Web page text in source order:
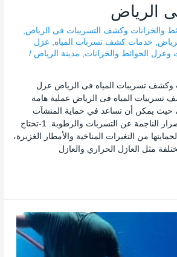
الرياض
والخزانات وكشف التسريبات فى الرياض,
, خدمات كشف تسربات المياه, عزل
الحوائط والخزانات, مدينة الرياض /
وكشف تسريبات المياه فى الرياض عزل
تسريبات المياه فى الرياض عملية هامة
حيث يمكن أن تساعد في حماية المنشآت
والمباني من التلف والأضرار الناجمة عن التسربات والرطوبة. 1-تحتاج
من التغيرات المناخية والأمطار الغزيرة،
مثل العازل الحراري والعازل